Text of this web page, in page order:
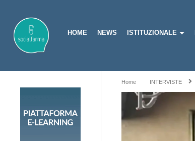
HOME NEWS ISTITUZIONALE
Home INTERVISTE